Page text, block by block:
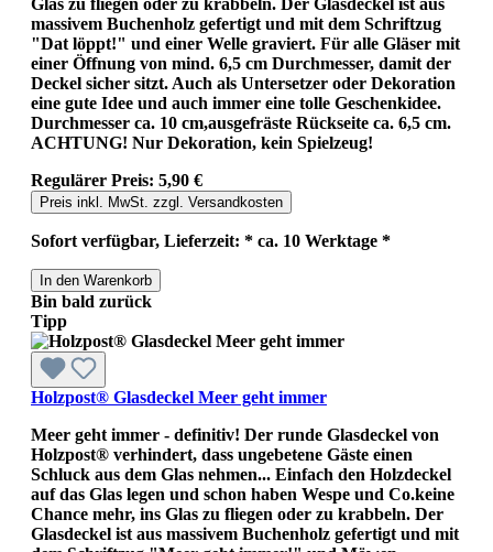
massivem Buchenholz gefertigt und mit dem Schriftzug
"Dat löppt!" und einer Welle graviert. Für alle Gläser mit
einer Öffnung von mind. 6,5 cm Durchmesser, damit der
Deckel sicher sitzt. Auch als Untersetzer oder Dekoration
eine gute Idee und auch immer eine tolle Geschenkidee.
Durchmesser ca. 10 cm,ausgefräste Rückseite ca. 6,5 cm.
ACHTUNG! Nur Dekoration, kein Spielzeug!
Regulärer Preis: 5,90 €
Preis inkl. MwSt. zzgl. Versandkosten
Sofort verfügbar, Lieferzeit: * ca. 10 Werktage *
In den Warenkorb
Bin bald zurück
Tipp
Holzpost® Glasdeckel Meer geht immer
Meer geht immer - definitiv! Der runde Glasdeckel von
Holzpost® verhindert, dass ungebetene Gäste einen
Schluck aus dem Glas nehmen... Einfach den Holzdeckel
auf das Glas legen und schon haben Wespe und Co.keine
Chance mehr, ins Glas zu fliegen oder zu krabbeln. Der
Glasdeckel ist aus massivem Buchenholz gefertigt und mit